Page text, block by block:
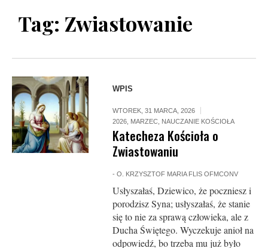
Tag: Zwiastowanie
WPIS
WTOREK, 31 MARCA, 2026
2026 MARZEC NAUCZANIE KOŚCIOŁA
Katecheza Kościoła o
Zwiastowaniu
-O. KRZYSZTOF MARIA FLIS OFMCONV
Usłyszałaś, Dziewico, że poczniesz i
porodzisz Syna; usłyszałaś, że stanie
się to nie za sprawą człowieka, ale z
Ducha Świętego. Wyczekuje anioł na
odpowiedź, bo trzeba mu już było